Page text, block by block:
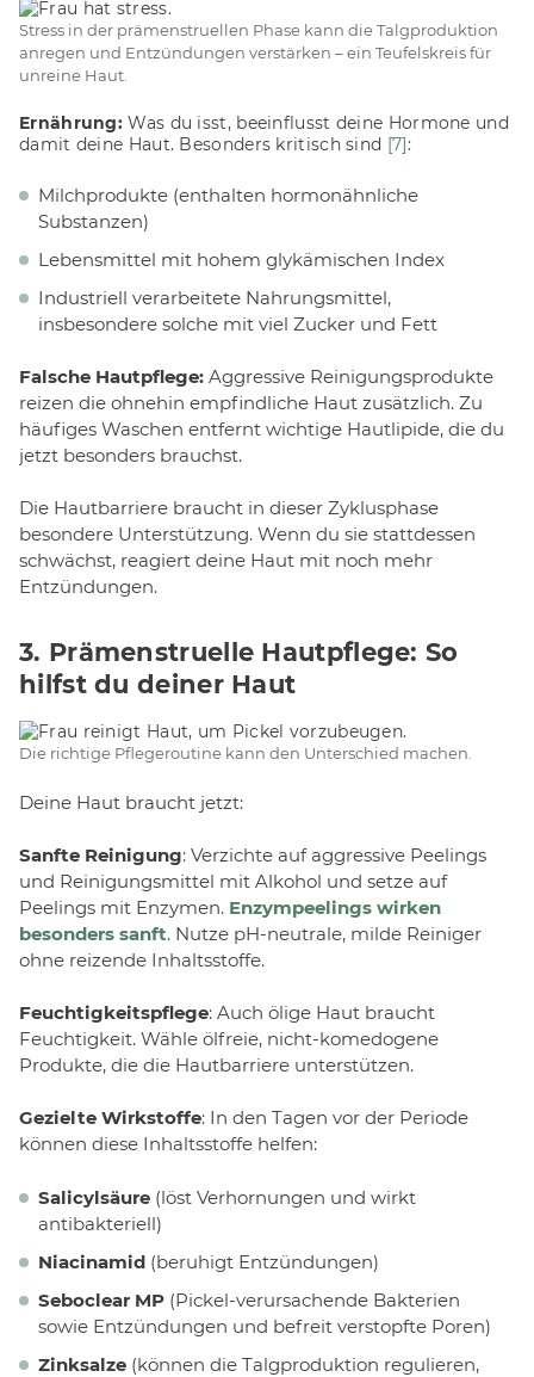
Stress in der prämenstruellen Phase kann die Talgproduktion
anregen und Entzündungen verstärken – ein Teufelskreis für
unreine Haut.
Ernährung:Was du isst, beeinflusst deine Hormone und
damit deine Haut. Besonders kritisch sind [7]:
Milchprodukte (enthalten hormonähnliche
Substanzen)
Lebensmittel mit hohem glykämischen Index
Industriell verarbeitete Nahrungsmittel,
insbesondere solche mit viel Zucker und Fett
Falsche Hautpflege: Aggressive Reinigungsprodukte
reizen die ohnehin empfindliche Haut zusätzlich. Zu
häufiges Waschen entfernt wichtige Hautlipide, die du
jetzt besonders brauchst.
Die Hautbarriere braucht in dieser Zyklusphase
besondere Unterstützung. Wenn du sie stattdessen
schwächst, reagiert deine Haut mit noch mehr
Entzündungen.
3. Prämenstruelle Hautpflege: So
hilfst du deiner Haut
Die richtige Pflegeroutine kann den Unterschied machen.
Deine Haut braucht jetzt:
Sanfte Reinigung: Verzichte auf aggressive Peelings
und Reinigungsmittel mit Alkohol und setze auf
Peelings mit Enzymen. Enzympeelings wirken
besonders sanft. Nutze pH-neutrale, milde Reiniger
ohne reizende Inhaltsstoffe.
Feuchtigkeitspflege: Auch ölige Haut braucht
Feuchtigkeit. Wähle ölfreie, nicht-komedogene
Produkte, die die Hautbarriere unterstützen.
Gezielte Wirkstoffe: In den Tagen vor der Periode
können diese Inhaltsstoffe helfen:
Salicylsäure (löst Verhornungen und wirkt
antibakteriell)
Niacinamid (beruhigt Entzündungen)
Seboclear MP (Pickel-verursachende Bakterien
sowie Entzündungen und befreit verstopfte Poren)
Zinksalze (können die Talgproduktion regulieren,